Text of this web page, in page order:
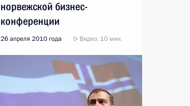
норвежской бизнес-
конференции
26 апреля 2010 года Видео, 10 мин.